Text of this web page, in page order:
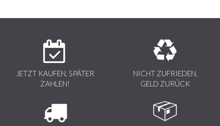
JETZT KAUFEN, SPÄTER
ZAHLEN!
NICHT ZUFRIEDEN,
GELD ZURÜCK